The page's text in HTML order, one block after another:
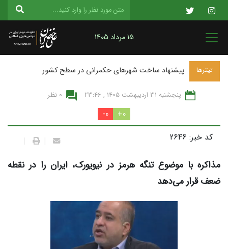
15 مرداد 1405
تیترها پیشنهاد ساخت شهرهای حکمرانی در سطح کشور
پنجشنبه 31 ارديبهشت 1405 , 23:46 0 نظر
0+
0-
کد خبر: 2646
مذاکره با موضوع تنگه هرمز در نیویورک، ایران را در نقطه
ضعف قرار می‌دهد